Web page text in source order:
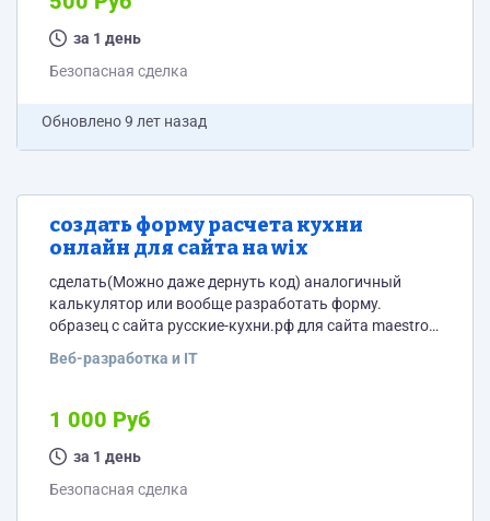
за 1 день
Безопасная сделка
Обновлено9 лет назад
создать форму расчета кухни
онлайн для сайта на wix
сделать(Можно даже дернуть код) аналогичный
калькулятор или вообще разработать форму.
образец с сайта русские-кухни.рф для сайта maestro-
Веб-разработка и IT
1 000 Руб
за 1 день
Безопасная сделка